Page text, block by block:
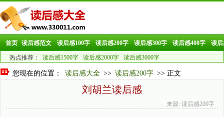
首页 读后感范文 读后感100字 读后感200字 读后感300字 读后感400字 读后
热点推荐： 读后感1500字 读后感2000字 读后感3000字
您现在的位置： 读后感大全 >> 读后感200字 >> 正文
刘胡兰读后感
来源: 读后感200字